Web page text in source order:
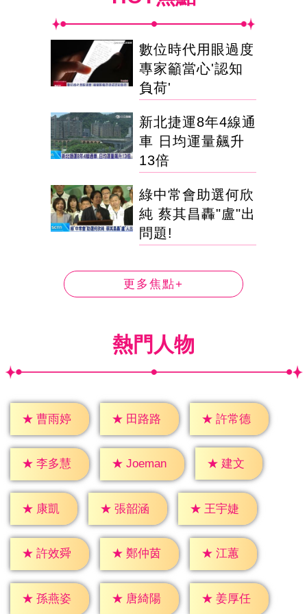
數位時代用眼過度
專家籲當心'認知
負荷'
新北捷運8年4線通
車 日均運量飆升
13倍
綠中常會助選何欣
純 蔡其昌轟"盧"出
問題!
更多焦點+
熱門人物
★ 曹雨婷 ★ 田路路 ★ 許常德
★ 李多慧 ★ Joeman ★ 建文
★ 康凱 ★ 張韶涵 ★ 王宇婕
★ 許效舜 ★ 鄭仲茵 ★ 江蕙
★ 孫燕姿 ★ 唐綺陽 ★ 姜厚任